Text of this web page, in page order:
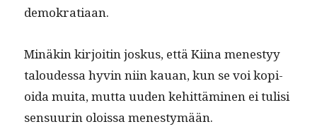
demokratiaan.
Minäkin kir­joitin joskus, että Kiina men­estyy
taloudessa hyvin niin kauan, kun se voi kopi­
oi­da mui­ta, mut­ta uuden kehit­tämi­nen ei tulisi
sen­su­urin olois­sa menestymään.